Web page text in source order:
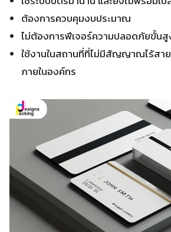
ต้องการควบคุมงบประมาณ
ไม่ต้องการฟีเจอร์ความปลอดภัยขั้นสู
ใช้งานในสถานที่ที่ไม่มีสัญญาณไร้สา
ภายในองค์กร